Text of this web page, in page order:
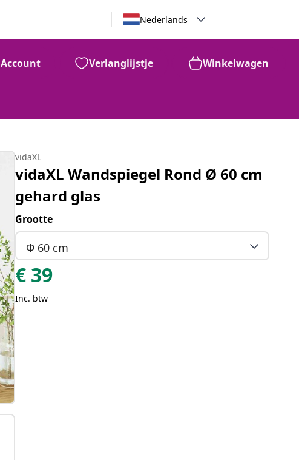
Nederlands
Account Verlanglijstje Winkelwagen
vidaXL
vidaXL Wandspiegel Rond Ø 60 cm
gehard glas
Grootte
Φ 60 cm
€ 39
Inc. btw